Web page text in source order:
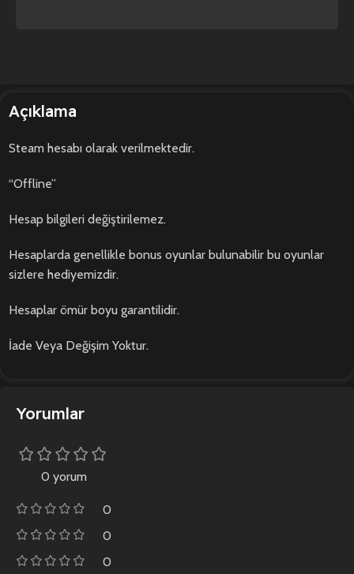
Açıklama
Steam hesabı olarak verilmektedir.
“Offline”
Hesap bilgileri değiştirilemez.
Hesaplarda genellikle bonus oyunlar bulunabilir bu oyunlar
sizlere hediyemizdir.
Hesaplar ömür boyu garantilidir.
İade Veya Değişim Yoktur.
Yorumlar
0 yorum
0
0
0